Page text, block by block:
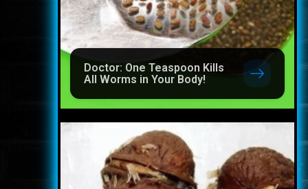
Doctor: One Teaspoon Kills
All Worms in Your Body!